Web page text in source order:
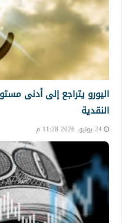
اليورو يتراجع إلى أدنى
النقدية
24 يونيو, 2026 11:28 م